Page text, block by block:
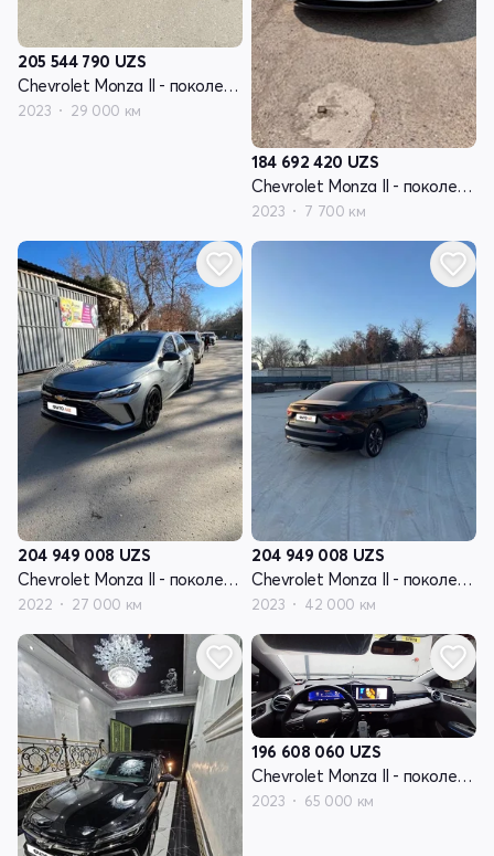
205 544 790 UZS
Chevrolet Monza II - поколение рестайлинг
2023 29 000 км
184 692 420 UZS
Chevrolet Monza II - поколение рестайлинг
2023 7 700 км
204 949 008 UZS
Chevrolet Monza II - поколение рестайлинг
2022 27 000 км
204 949 008 UZS
Chevrolet Monza II - поколение рестайлинг
2023 42 000 км
196 608 060 UZS
Chevrolet Monza II - поколение рестайлинг
2023 65 000 км